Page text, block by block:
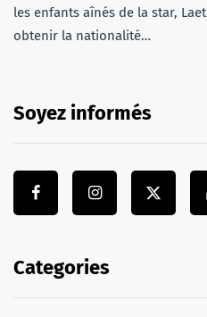
les enfants aînés de la star,
obtenir la nationalité…
Soyez informés
Categories